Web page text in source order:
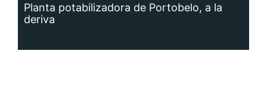
Planta potabilizadora de Portobelo, a la
deriva